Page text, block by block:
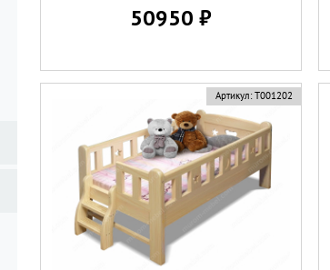
50950 ₽
Артикул: Т001202